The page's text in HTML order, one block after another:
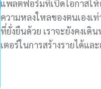
แพลตฟอร์มที่เปิดโอกาสให้
ความหลงใหลของตนเองเ
ที่ยั่งยืนด้วย เราจะยังคงเ
เตอร์ในการสร้างรายได้แล